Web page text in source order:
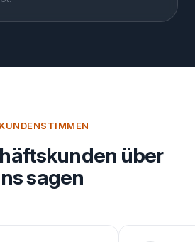
KUNDENSTIMMEN
über
sagen